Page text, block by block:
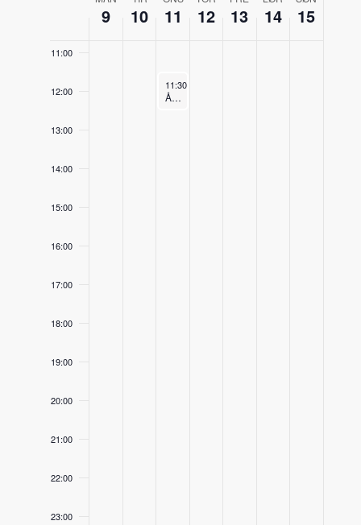
Week
of
Arrangementer
9 10 11 12 13 14 15
11:00
12:00
13:00
14:00
15:00
16:00
17:00
18:00
19:00
20:00
21:00
22:00
23:00
March 11, 2026
11:30
Åpent hus på Søsterhjemmet